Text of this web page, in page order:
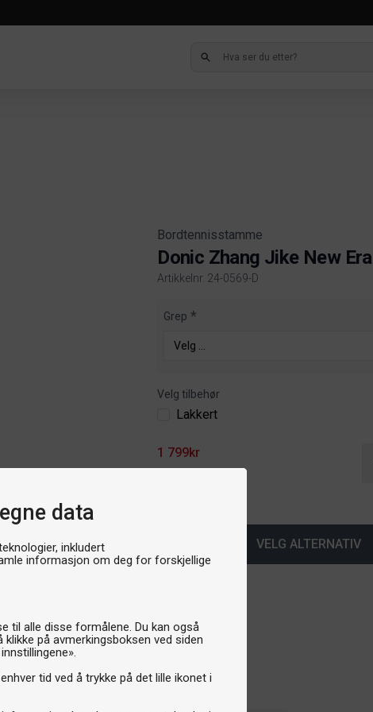
data
inkludert
informasjon om deg for forskjellige
til alle disse formålene. Du kan også
på avmerkingsboksen ved siden
tid ved å trykke på det lille ikonet i
Bordtennisstamme
Donic Zhang Jike New Era
Artikkelnr. 24-0569-D
Product information
Grep
Velg tilbehør
Lakkert
1 799kr
VELG ALTERNATIV